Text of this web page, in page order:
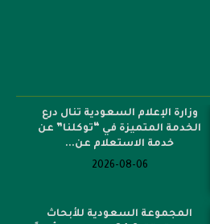
وزارة الإعلام السعودية تنال درع
الخدمة المتميزة في “توكلنا” عن
خدمة الاستعلام عن...
2026-08-06
المجموعة السعودية للأبحاث